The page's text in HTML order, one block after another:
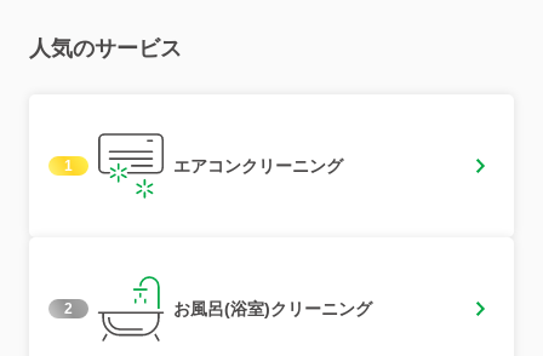
人気のサービス
1 エアコンクリーニング
2 お風呂(浴室)クリーニング